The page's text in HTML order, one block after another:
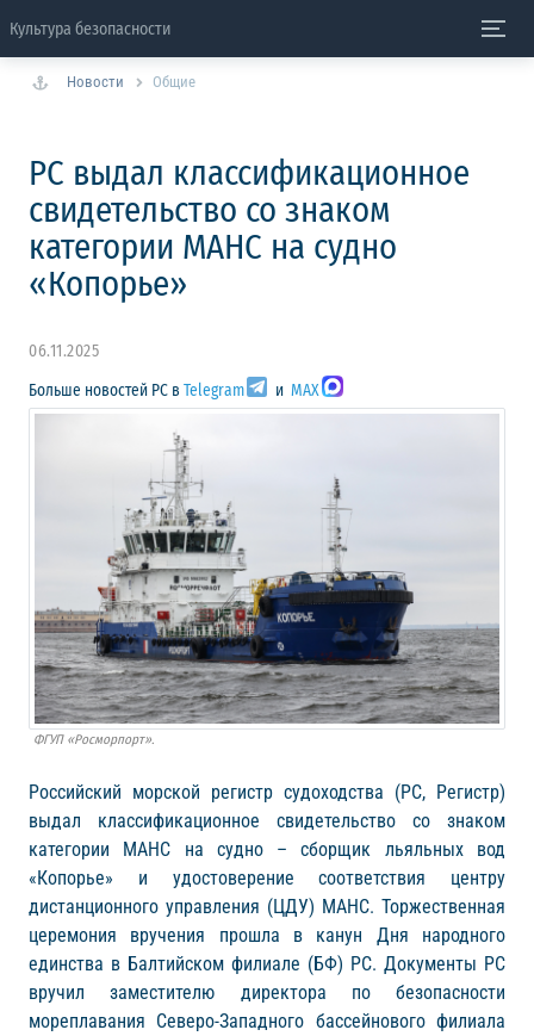
Культура безопасности
Новости Общие
РС выдал классификационное
свидетельство со знаком
категории МАНС на судно
«Копорье»
06.11.2025
Больше новостей РС в Telegram и MAX
ФГУП «Росморпорт».
Российский морской регистр судоходства (РС, Регистр)
выдал классификационное свидетельство со знаком
категории МАНС на судно – сборщик льяльных вод
«Копорье» и удостоверение соответствия центру
дистанционного управления (ЦДУ) МАНС. Торжественная
церемония вручения прошла в канун Дня народного
единства в Балтийском филиале (БФ) РС. Документы РС
вручил заместителю директора по безопасности
мореплавания Северо-Западного бассейнового филиала